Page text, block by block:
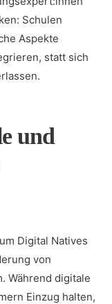
Schulen
Aspekte
statt sich
und
Digital Natives
von
Während digitale
Einzug halten,